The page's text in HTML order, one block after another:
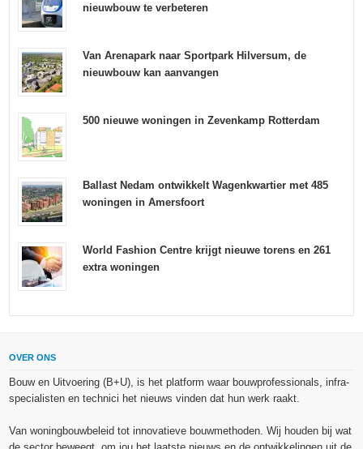
nieuwbouw te verbeteren
Van Arenapark naar Sportpark Hilversum, de
nieuwbouw kan aanvangen
500 nieuwe woningen in Zevenkamp Rotterdam
Ballast Nedam ontwikkelt Wagenkwartier met 485
woningen in Amersfoort
World Fashion Centre krijgt nieuwe torens en 261
extra woningen
OVER ONS
Bouw en Uitvoering (B+U), is het platform waar bouwprofessionals, infra-
specialisten en technici het nieuws vinden dat hun werk raakt.
Van woningbouwbeleid tot innovatieve bouwmethoden. Wij houden bij wat